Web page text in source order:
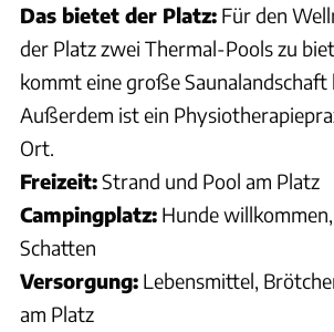
Das bietet der Platz: Für den
der Platz zwei Thermal-Pools zu
kommt eine große Saunalandschaft
Außerdem ist ein
Ort.
Freizeit:Strand und Pool am Platz
Campingplatz: Hunde
Schatten
Versorgung: Lebensmittel,
am Platz